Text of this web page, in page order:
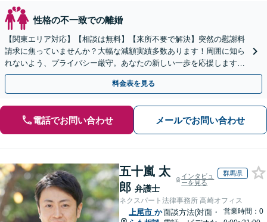
性格の不一致での離婚
【関東エリア対応】【相談は無料】【来所不要で解決】突然の慰謝料
請求に焦っていませんか？大幅な減額実績多数あります！周囲に知ら
れないよう、プライバシー厳守。あなたの新しい一歩を応援しますの
で、まずはご相談ください。
料金表を見る
電話でお問い合わせ メールでお問い合わせ
五十嵐 太
郎 弁護士
インタビュ
ーを見る
群馬県
ネクスパート法律事務所 高崎オフィス
上尾市 か面談方法(対面・
営業時間：0